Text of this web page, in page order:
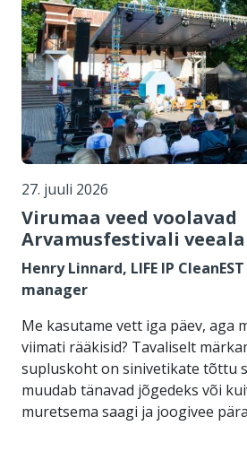
27. juuli 2026
Virumaa veed voolavad
Arvamusfestivali
Henry Linnard, LIFE IP
manager
Me kasutame vett iga päev, aga
viimati rääkisid? Tavaliselt
supluskoht on sinivetikate tõttu
muudab tänavad jõgedeks või
muretsema saagi ja joogivee